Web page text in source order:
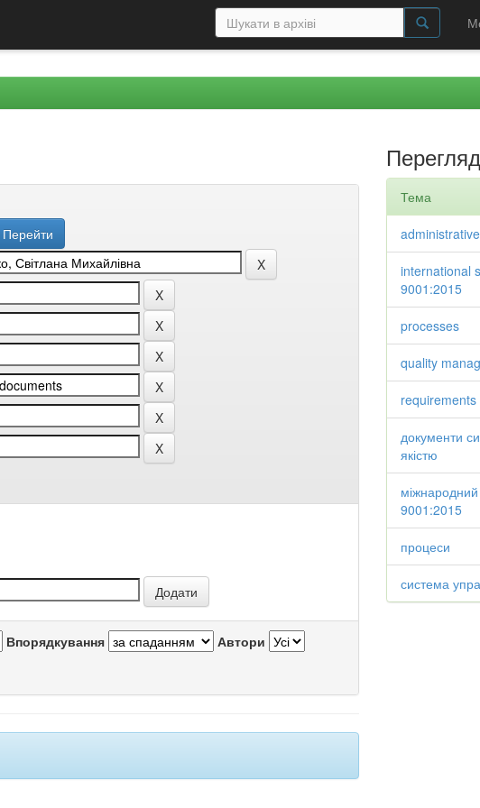
Впорядкування Автори
Перегляд
Тема
international
9001:2015
processes
quality
requirements
документи
якістю
9001:2015
процеси
система